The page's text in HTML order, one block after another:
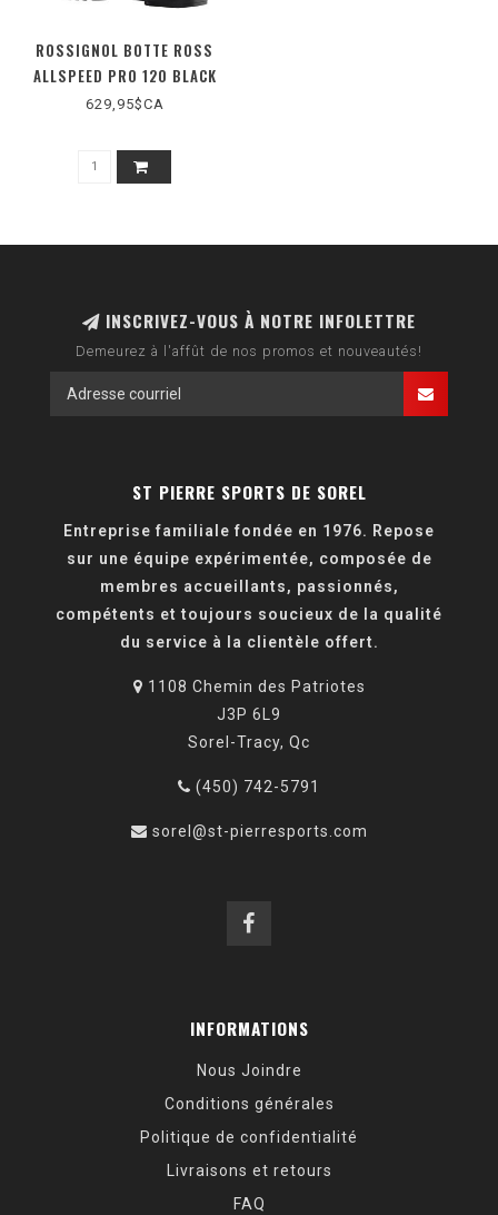
ROSSIGNOL BOTTE ROSS
ALLSPEED PRO 120 BLACK
629,95$CA
INSCRIVEZ-VOUS À NOTRE INFOLETTRE
Demeurez à l'affût de nos promos et nouveautés!
ST PIERRE SPORTS DE SOREL
Entreprise familiale fondée en 1976. Repose
sur une équipe expérimentée, composée de
membres accueillants, passionnés,
compétents et toujours soucieux de la qualité
du service à la clientèle offert.
1108 Chemin des Patriotes
J3P 6L9
Sorel-Tracy, Qc
(450) 742-5791
sorel@st-pierresports.com
INFORMATIONS
Nous Joindre
Conditions générales
Politique de confidentialité
Livraisons et retours
FAQ